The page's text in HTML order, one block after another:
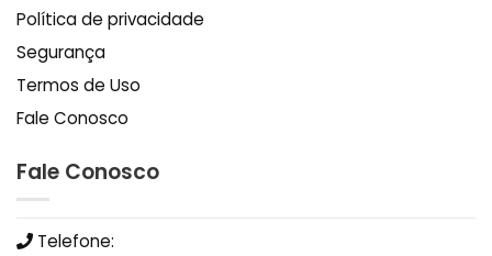
Política de privacidade
Segurança
Termos de Uso
Fale Conosco
Fale Conosco
Telefone: